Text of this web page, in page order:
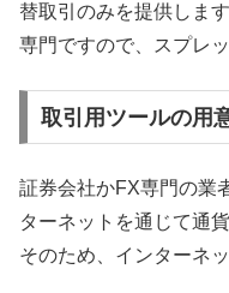
替取引のみを提供します
専門ですので、スプレ
取引用ツールの用
証券会社かFX専門の業
ターネットを通じて通
そのため、インターネ